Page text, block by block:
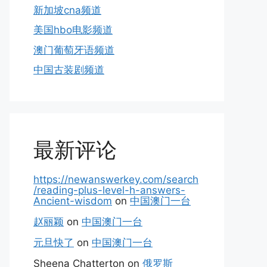
新加坡cna频道
美国hbo电影频道
澳门葡萄牙语频道
中国古装剧频道
最新评论
https://newanswerkey.com/search
/reading-plus-level-h-answers-
Ancient-wisdom on 中国澳门一台
赵丽颖 on 中国澳门一台
元旦快了 on 中国澳门一台
Sheena Chatterton on 俄罗斯